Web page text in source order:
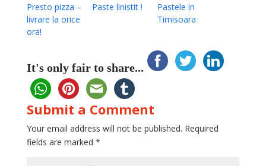
Presto pizza –
livrare la orice
ora!
Paste linistit !
Pastele in
Timisoara
It's only fair to share...
Submit a Comment
Your email address will not be published. Required
fields are marked *